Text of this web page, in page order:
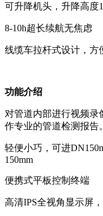
可升降机头，升降高度
8-10h超长续航无焦虑
线缆车拉杆式设计，方
功能介绍
对管道内部进行视频录
作专业的管道检测报告。
轻便小巧，可进
150mm
便携式平板控制终端
高清IPS全视角显示屏